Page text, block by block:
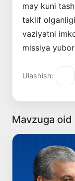
may kuni
taklif
vaziyatni
missiya
Ulashish:
Mavzuga